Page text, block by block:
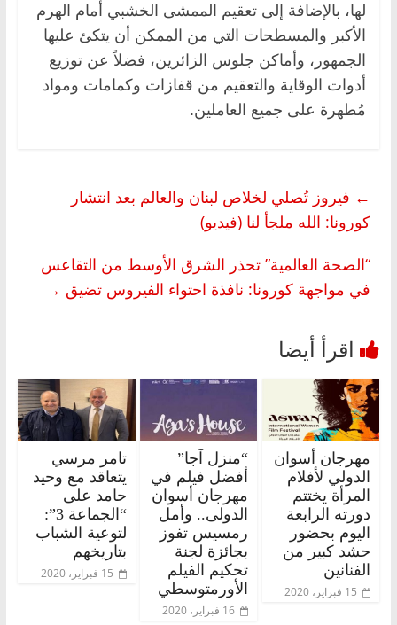
لها، بالإضافة إلى تعقيم الممشى الخشبي أمام الهرم
الأكبر والمسطحات التي من الممكن أن يتكئ عليها
الجمهور، وأماكن جلوس الزائرين، فضلاً عن توزيع
أدوات الوقاية والتعقيم من قفازات وكمامات ومواد
مُطهرة على جميع العاملين.
← فيروز تُصلي لخلاص لبنان والعالم بعد انتشار
كورونا: الله ملجأ لنا (فيديو)
“الصحة العالمية” تحذر الشرق الأوسط من التقاعس
في مواجهة كورونا: نافذة احتواء الفيروس تضيق →
مهرجان أسوان
الدولي لأفلام
المرأة يختتم
دورته الرابعة
اليوم بحضور
حشد كبير من
الفنانين
15 فبراير، 2020
“منزل آجا”
أفضل فيلم في
مهرجان أسوان
الدولى.. وأمل
رمسيس تفوز
بجائزة لجنة
تحكيم الفيلم
الأورمتوسطي
16 فبراير، 2020
تامر مرسي
يتعاقد مع وحيد
حامد على
“الجماعة 3”:
لتوعية الشباب
بتاريخهم
15 فبراير، 2020